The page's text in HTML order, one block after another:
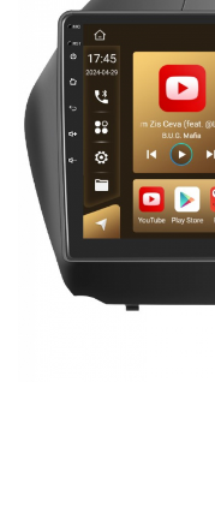
Navigatii Fiat
Navigatii Nissan
Navigatii Citroen
Navigatii Suzuki
Navigatii Mitsubishi
Navigatii Volvo
Navigatii KIA
Navigatii Renault